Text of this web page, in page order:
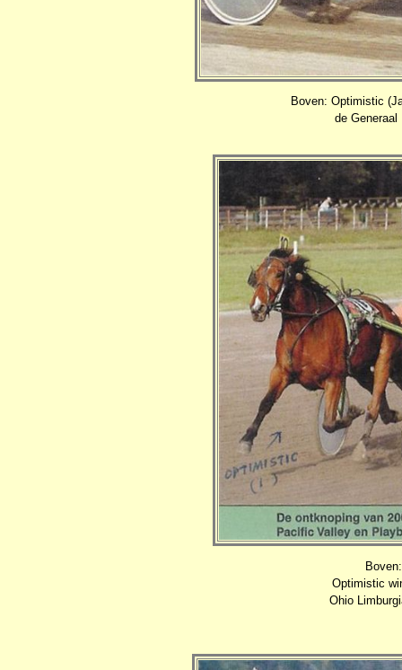
Boven: Optimistic
de
Optimistic
Ohio